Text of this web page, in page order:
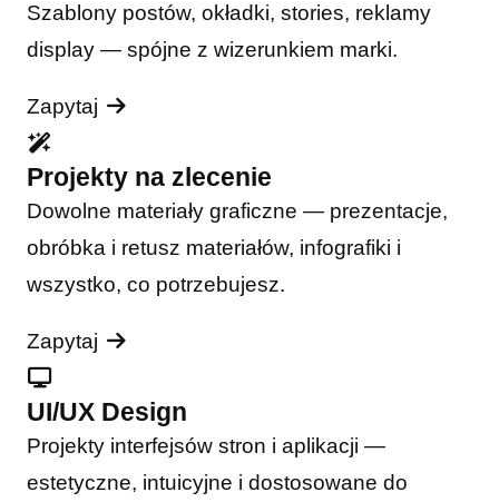
Szablony postów, okładki, stories, reklamy
display — spójne z wizerunkiem marki.
Zapytaj
Projekty na zlecenie
Dowolne materiały graficzne — prezentacje,
obróbka i retusz materiałów, infografiki i
wszystko, co potrzebujesz.
Zapytaj
UI/UX Design
Projekty interfejsów stron i aplikacji —
estetyczne, intuicyjne i dostosowane do